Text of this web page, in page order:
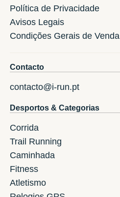
Política de Privacidade
Avisos Legais
Condições Gerais de Venda
Contacto
contacto@i-run.pt
Desportos & Categorias
Corrida
Trail Running
Caminhada
Fitness
Atletismo